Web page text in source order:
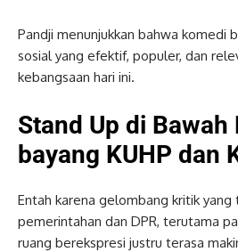
Pandji menunjukkan bahwa komedi
sosial yang efektif, populer, dan
kebangsaan hari ini.
Stand Up di Bawah
bayang KUHP dan
Entah karena gelombang kritik yang
pemerintahan dan DPR, terutama
ruang berekspresi justru terasa